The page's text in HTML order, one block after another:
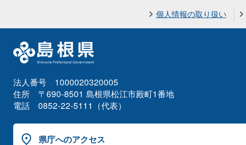
個人情報の取り扱い
法人番号 1000020320005
住所 〒690-8501 島根県松江市殿町1番地
電話 0852-22-5111（代表）
県庁へのアクセス